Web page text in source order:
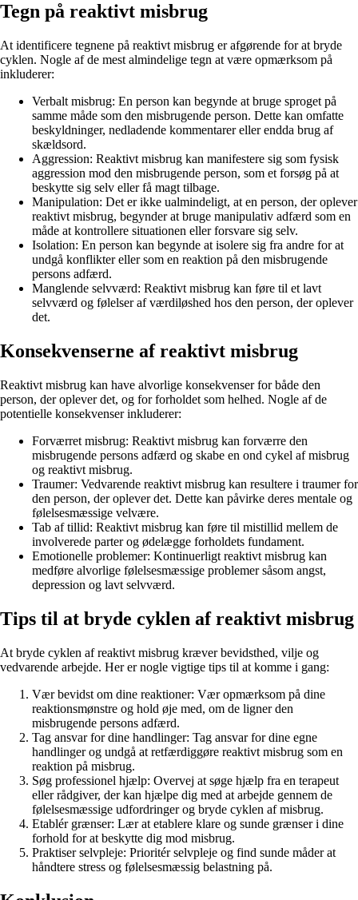
Tegn på reaktivt misbrug
At identificere tegnene på reaktivt misbrug er afgørende for at bryde
cyklen. Nogle af de mest almindelige tegn at være opmærksom på
inkluderer:
Verbalt misbrug: En person kan begynde at bruge sproget på
samme måde som den misbrugende person. Dette kan omfatte
beskyldninger, nedladende kommentarer eller endda brug af
skældsord.
Aggression: Reaktivt misbrug kan manifestere sig som fysisk
aggression mod den misbrugende person, som et forsøg på at
beskytte sig selv eller få magt tilbage.
Manipulation: Det er ikke ualmindeligt, at en person, der oplever
reaktivt misbrug, begynder at bruge manipulativ adfærd som en
måde at kontrollere situationen eller forsvare sig selv.
Isolation: En person kan begynde at isolere sig fra andre for at
undgå konflikter eller som en reaktion på den misbrugende
persons adfærd.
Manglende selvværd: Reaktivt misbrug kan føre til et lavt
selvværd og følelser af værdiløshed hos den person, der oplever
det.
Konsekvenserne af reaktivt misbrug
Reaktivt misbrug kan have alvorlige konsekvenser for både den
person, der oplever det, og for forholdet som helhed. Nogle af de
potentielle konsekvenser inkluderer:
Forværret misbrug: Reaktivt misbrug kan forværre den
misbrugende persons adfærd og skabe en ond cykel af misbrug
og reaktivt misbrug.
Traumer: Vedvarende reaktivt misbrug kan resultere i traumer for
den person, der oplever det. Dette kan påvirke deres mentale og
følelsesmæssige velvære.
Tab af tillid: Reaktivt misbrug kan føre til mistillid mellem de
involverede parter og ødelægge forholdets fundament.
Emotionelle problemer: Kontinuerligt reaktivt misbrug kan
medføre alvorlige følelsesmæssige problemer såsom angst,
depression og lavt selvværd.
Tips til at bryde cyklen af reaktivt misbrug
At bryde cyklen af reaktivt misbrug kræver bevidsthed, vilje og
vedvarende arbejde. Her er nogle vigtige tips til at komme i gang:
Vær bevidst om dine reaktioner: Vær opmærksom på dine
reaktionsmønstre og hold øje med, om de ligner den
misbrugende persons adfærd.
Tag ansvar for dine handlinger: Tag ansvar for dine egne
handlinger og undgå at retfærdiggøre reaktivt misbrug som en
reaktion på misbrug.
Søg professionel hjælp: Overvej at søge hjælp fra en terapeut
eller rådgiver, der kan hjælpe dig med at arbejde gennem de
følelsesmæssige udfordringer og bryde cyklen af misbrug.
Etablér grænser: Lær at etablere klare og sunde grænser i dine
forhold for at beskytte dig mod misbrug.
Praktiser selvpleje: Prioritér selvpleje og find sunde måder at
håndtere stress og følelsesmæssig belastning på.